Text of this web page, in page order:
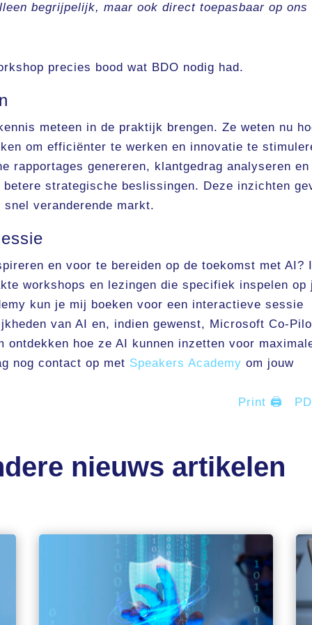
begrijpelijk, maar ook direct toepasbaar op ons
precies bood wat BDO nodig had.
meteen in de praktijk brengen. Ze weten nu
om efficiënter te werken en innovatie te
rapportages genereren, klantgedrag analyseren en
strategische beslissingen. Deze inzichten
veranderende markt.
en voor te bereiden op de toekomst met AI?
workshops en lezingen die specifiek inspelen op
kun je mij boeken voor een interactieve sessie
van AI en, indien gewenst, Microsoft Co-
ontdekken hoe ze AI kunnen inzetten voor
nog contact op met Speakers Academy om jouw
Print 🖨
nieuws artikelen